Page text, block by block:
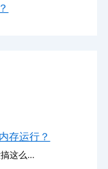
存运行？
搞这么…